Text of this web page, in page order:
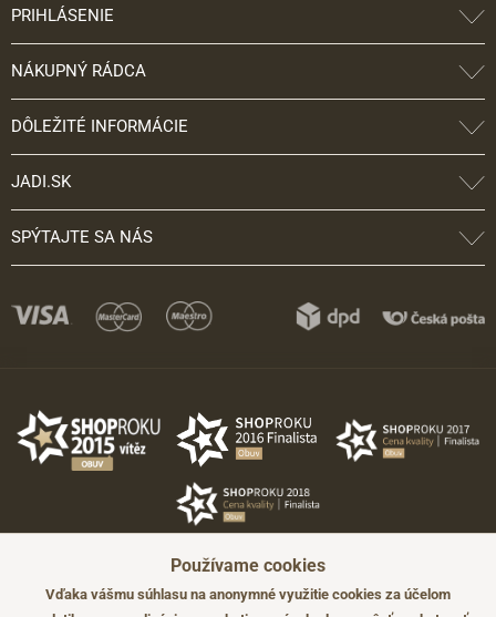
PRIHLÁSENIE
NÁKUPNÝ RÁDCA
DÔLEŽITÉ INFORMÁCIE
JADI.SK
SPÝTAJTE SA NÁS
Používame cookies
Vďaka vášmu súhlasu na anonymné využitie cookies za účelom